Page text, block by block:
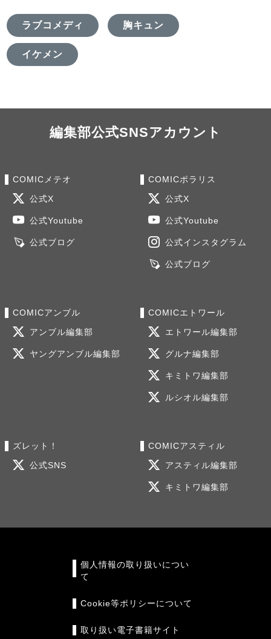
ラブコメディ 胸キュン
イケメン
編集部公式SNSアカウント
COMICメテオ
公式X
公式Youtube
公式ブログ
COMICポラリス
公式X
公式Youtube
公式インスタグラム
公式ブログ
COMICアンブル
アンブル編集部
ヤングアンブル編集部
COMICエトワール
エトワール編集部
グルナ編集部
キミトワ編集部
ルシオル編集部
ズレット！
公式SNS
COMICアスティル
アスティル編集部
キミトワ編集部
個人情報の取り扱いについ
て
Cookie等ポリシーについて
取り扱い電子書籍サイト